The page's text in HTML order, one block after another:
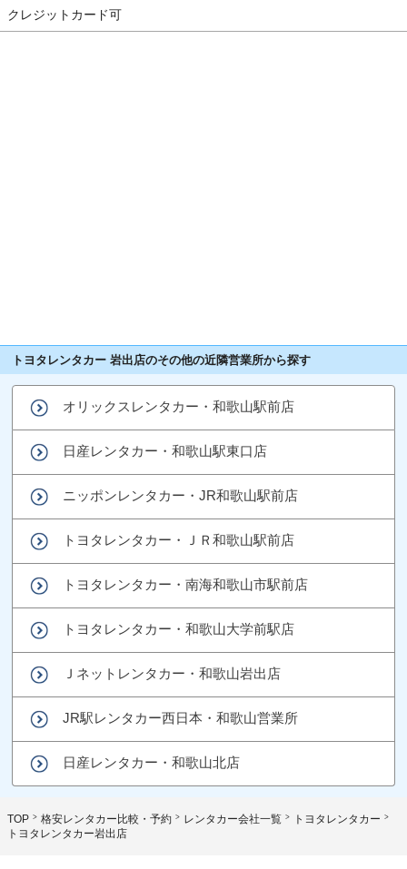
クレジットカード可
トヨタレンタカー 岩出店のその他の近隣営業所から探す
オリックスレンタカー・和歌山駅前店
日産レンタカー・和歌山駅東口店
ニッポンレンタカー・JR和歌山駅前店
トヨタレンタカー・ＪＲ和歌山駅前店
トヨタレンタカー・南海和歌山市駅前店
トヨタレンタカー・和歌山大学前駅店
Ｊネットレンタカー・和歌山岩出店
JR駅レンタカー西日本・和歌山営業所
日産レンタカー・和歌山北店
TOP 格安レンタカー比較・予約 レンタカー会社一覧
トヨタレンタカー
トヨタレンタカー岩出店